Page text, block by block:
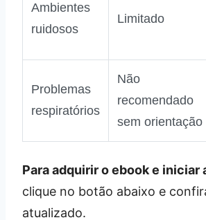
Ambientes
ruidosos
Limitado
Problemas
respiratórios
Não
recomendado
sem orientação
Para adquirir o ebook e iniciar
clique no botão abaixo e
atualizado.